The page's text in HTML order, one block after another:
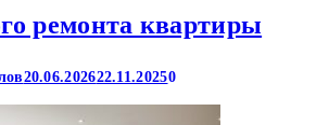
ремонта квартиры
20.06.202622.11.20250